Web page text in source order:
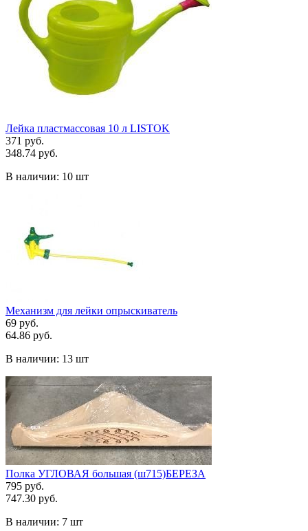
Лейка пластмассовая 10 л LISTOK
371 руб.
348.74 руб.
В наличии: 10 шт
Механизм для лейки опрыскиватель
69 руб.
64.86 руб.
В наличии: 13 шт
Полка УГЛОВАЯ большая (ш715)БЕРЕЗА
795 руб.
747.30 руб.
В наличии: 7 шт